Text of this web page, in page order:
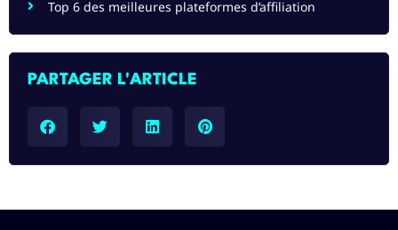
Top 6 des meilleures plateformes d’affiliation
PARTAGER L'ARTICLE